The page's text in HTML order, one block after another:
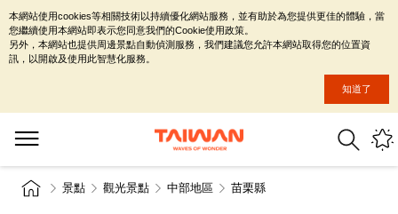
景點 觀光景點 中部地區 苗栗縣
本網站使用cookies等相關技術以持續優化網站服務，並有助於為您提供更佳的體驗，當
您繼續使用本網站即表示您同意我們的Cookie使用政策。
另外，本網站也提供周邊景點自動偵測服務，我們建議您允許本網站取得您的位置資
訊，以開啟及使用此智慧化服務。
知道了